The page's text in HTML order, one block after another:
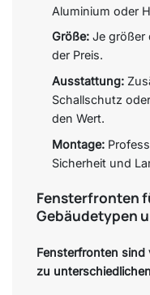
Aluminium oder
Größe:Je größer
der Preis.
Ausstattung:
Schallschutz
den Wert.
Montage:
Sicherheit und
Fensterfronten
Gebäudetypen
Fensterfronten sind
zu